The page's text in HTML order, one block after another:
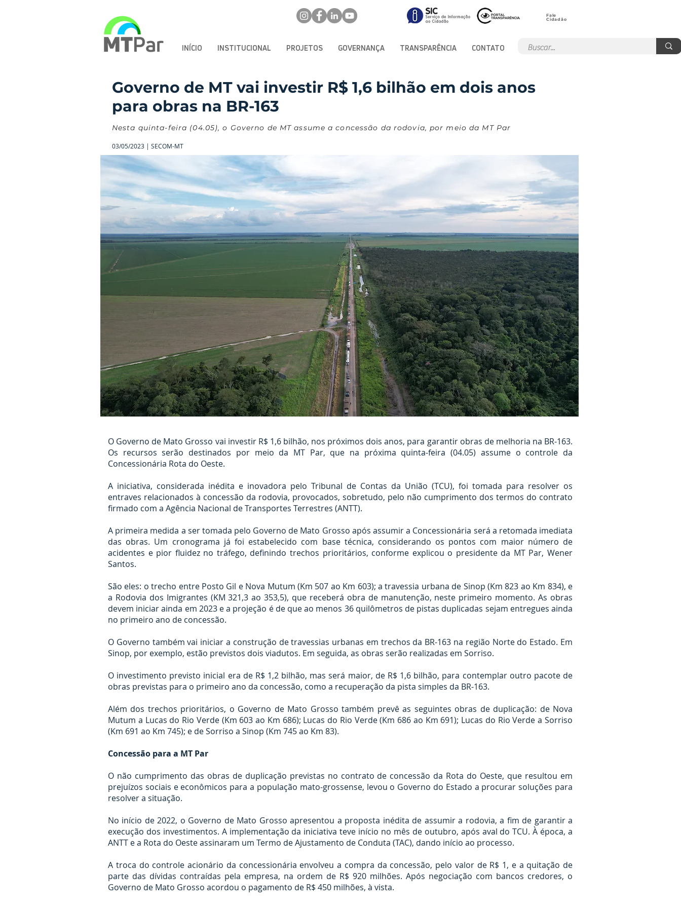
INÍCIO INSTITUCIONAL PROJETOS GOVERNANÇA TRANSPARÊNCIA CONTATO
Fale
Cidadão
Governo de MT vai investir R$ 1,6 bilhão em dois anos
para obras na BR-163
Nesta quinta-feira (04.05), o Governo de MT assume a concessão da rodovia, por meio da MT Par
03/05/2023 | SECOM-MT
O Governo de Mato Grosso vai investir R$ 1,6 bilhão, nos próximos dois anos, para garantir obras de melhoria na BR-163.
Os recursos serão destinados por meio da MT Par, que na próxima quinta-feira (04.05) assume o controle da
Concessionária Rota do Oeste.
A iniciativa, considerada inédita e inovadora pelo Tribunal de Contas da União (TCU), foi tomada para resolver os
entraves relacionados à concessão da rodovia, provocados, sobretudo, pelo não cumprimento dos termos do contrato
firmado com a Agência Nacional de Transportes Terrestres (ANTT).
A primeira medida a ser tomada pelo Governo de Mato Grosso após assumir a Concessionária será a retomada imediata
das obras. Um cronograma já foi estabelecido com base técnica, considerando os pontos com maior número de
acidentes e pior fluidez no tráfego, definindo trechos prioritários, conforme explicou o presidente da MT Par, Wener
Santos.
São eles: o trecho entre Posto Gil e Nova Mutum (Km 507 ao Km 603); a travessia urbana de Sinop (Km 823 ao Km 834), e
a Rodovia dos Imigrantes (KM 321,3 ao 353,5), que receberá obra de manutenção, neste primeiro momento. As obras
devem iniciar ainda em 2023 e a projeção é de que ao menos 36 quilômetros de pistas duplicadas sejam entregues ainda
no primeiro ano de concessão.
O Governo também vai iniciar a construção de travessias urbanas em trechos da BR-163 na região Norte do Estado. Em
Sinop, por exemplo, estão previstos dois viadutos. Em seguida, as obras serão realizadas em Sorriso.
O investimento previsto inicial era de R$ 1,2 bilhão, mas será maior, de R$ 1,6 bilhão, para contemplar outro pacote de
obras previstas para o primeiro ano da concessão, como a recuperação da pista simples da BR-163.
Além dos trechos prioritários, o Governo de Mato Grosso também prevê as seguintes obras de duplicação: de Nova
Mutum a Lucas do Rio Verde (Km 603 ao Km 686); Lucas do Rio Verde (Km 686 ao Km 691); Lucas do Rio Verde a Sorriso
(Km 691 ao Km 745); e de Sorriso a Sinop (Km 745 ao Km 83).
Concessão para a MT Par
O não cumprimento das obras de duplicação previstas no contrato de concessão da Rota do Oeste, que resultou em
prejuízos sociais e econômicos para a população mato-grossense, levou o Governo do Estado a procurar soluções para
resolver a situação.
No início de 2022, o Governo de Mato Grosso apresentou a proposta inédita de assumir a rodovia, a fim de garantir a
execução dos investimentos. A implementação da iniciativa teve início no mês de outubro, após aval do TCU. À época, a
ANTT e a Rota do Oeste assinaram um Termo de Ajustamento de Conduta (TAC), dando início ao processo.
A troca do controle acionário da concessionária envolveu a compra da concessão, pelo valor de R$ 1, e a quitação de
parte das dívidas contraídas pela empresa, na ordem de R$ 920 milhões. Após negociação com bancos credores, o
Governo de Mato Grosso acordou o pagamento de R$ 450 milhões, à vista.